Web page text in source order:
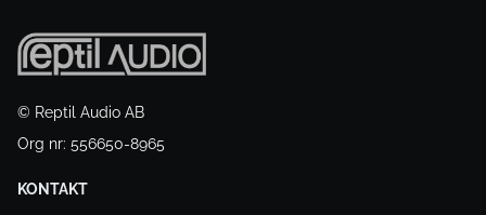
© Reptil Audio AB
Org nr: 556650-8965
KONTAKT